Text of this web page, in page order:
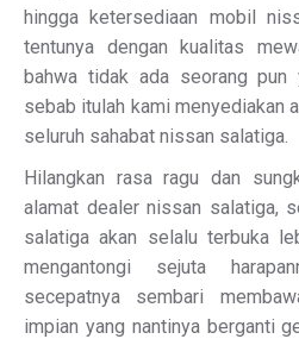
hingga ketersediaan mobil
tentunya dengan kualitas
bahwa tidak ada seorang pun
sebab itulah kami menyediakan
seluruh sahabat nissan salatiga.
Hilangkan rasa ragu dan
alamat dealer nissan salatiga,
salatiga akan selalu terbuka
mengantongi sejuta
secepatnya sembari
impian yang nantinya berganti